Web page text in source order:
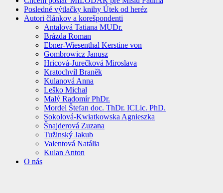
Posledné výtlačky knihy Útek od heréz
Autori článkov a korešpondenti
Antalová Tatiana MUDr.
Brázda Roman
Ebner-Wiesenthal Kerstine von
Gombrowicz Janusz
Hricová-Jurečková Miroslava
Kratochvíl Braněk
Kulanová Anna
Leško Michal
Malý Radomír PhDr.
Mordel Štefan doc. ThDr. ICLic. PhD.
Sokolová-Kwiatkowska Agnieszka
Šnajderová Zuzana
Tužinský Jakub
Valentová Natália
Kulan Anton
O nás